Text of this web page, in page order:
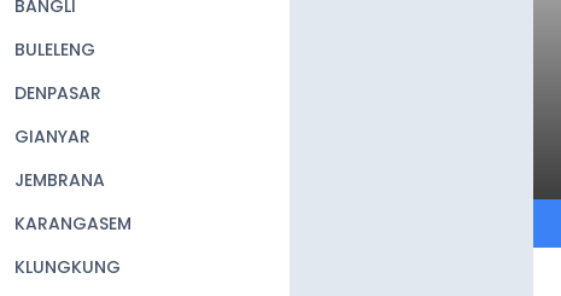
BANGLI
BULELENG
DENPASAR
GIANYAR
JEMBRANA
KARANGASEM
KLUNGKUNG